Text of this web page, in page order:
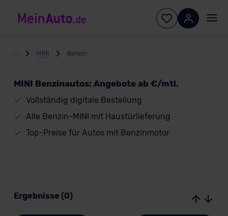
MINI Benzin
MINI Benzinautos: Angebote ab €/mtl.
Vollständig digitale Bestellung
Alle Benzin-MINI mit Haustürlieferung
Top-Preise für Autos mit Benzinmotor
Ergebnisse (0)